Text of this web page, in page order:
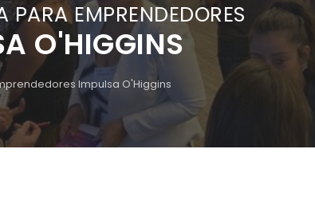
PARA EMPRENDEDORES
O'HIGGINS
Impulsa O'Higgins